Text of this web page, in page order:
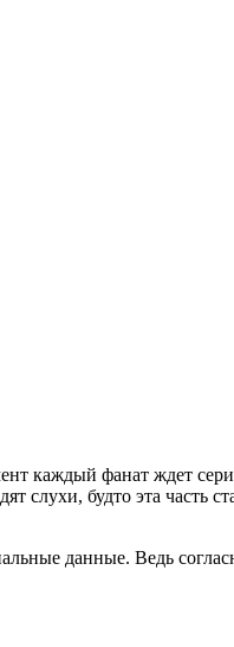
каждый фанат ждет
слухи, будто эта часть
данные. Ведь